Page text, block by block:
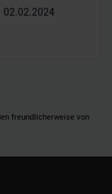
02.02.2024
freundlicherweise von